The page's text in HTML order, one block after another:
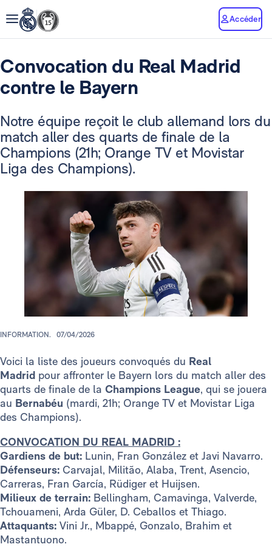
Accéder
Convocation du Real Madrid
contre le Bayern
Notre équipe reçoit le club allemand lors du
match aller des quarts de finale de la
Champions (21h; Orange TV et Movistar
Liga des Champions).
INFORMATION. 07/04/2026
Voici la liste des joueurs convoqués du Real
Madrid pour affronter le Bayern lors du match aller des
quarts de finale de la Champions League, qui se jouera
au Bernabéu (mardi, 21h; Orange TV et Movistar Liga
des Champions).
CONVOCATION DU REAL MADRID :
Gardiens de but: Lunin, Fran González et Javi Navarro.
Défenseurs: Carvajal, Militão, Alaba, Trent, Asencio,
Carreras, Fran García, Rüdiger et Huijsen.
Milieux de terrain: Bellingham, Camavinga, Valverde,
Tchouameni, Arda Güler, D. Ceballos et Thiago.
Attaquants: Vini Jr., Mbappé, Gonzalo, Brahim et
Mastantuono.